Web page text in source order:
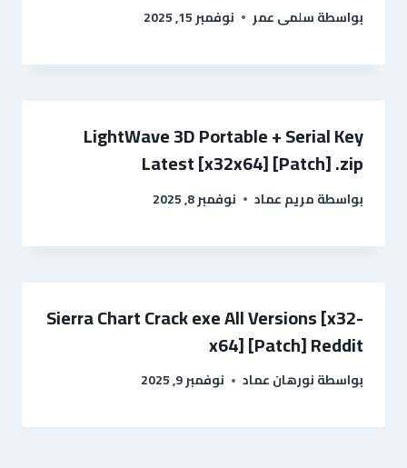
بواسطةسلمى عمر نوفمبر 15, 2025
LightWave 3D Portable + Serial Key
Latest [x32x64] [Patch] .zip
بواسطةمريم عماد نوفمبر 8, 2025
Sierra Chart Crack exe All Versions [x32-
x64] [Patch] Reddit
بواسطةنورهان عماد نوفمبر 9, 2025